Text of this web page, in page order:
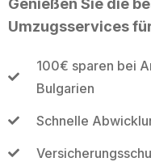
Genießen Sie die
Umzugsservices
100€ sparen bei
Bulgarien
Schnelle